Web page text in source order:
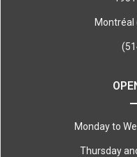
Montréal
Monday to
Thursday